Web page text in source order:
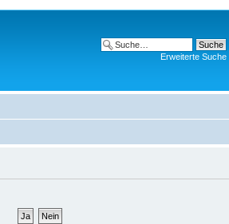
Erweiterte Suche